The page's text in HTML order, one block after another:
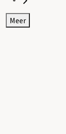
Meer